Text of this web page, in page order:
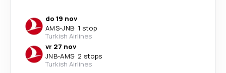
do 19 nov
AMS-JNB· 1 stop
Turkish Airlines
vr 27 nov
JNB-AMS· 2 stops
Turkish Airlines